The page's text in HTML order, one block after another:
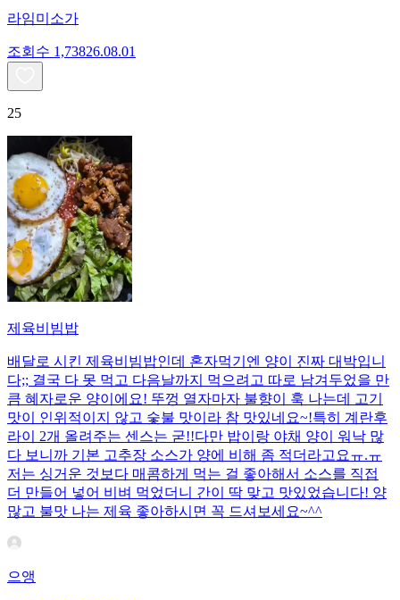
라임미소가
조회수 1,73826.08.01
25
제육비빔밥
배달로 시킨 제육비빔밥인데 혼자먹기엔 양이 진짜 대박입니
다;; 결국 다 못 먹고 다음날까지 먹으려고 따로 남겨두었을 만
큼 혜자로운 양이에요! 뚜껑 열자마자 불향이 훅 나는데 고기
맛이 인위적이지 않고 숯불 맛이라 참 맛있네요~!특히 계란후
라이 2개 올려주는 센스는 굳!! ​다만 밥이랑 야채 양이 워낙 많
다 보니까 기본 고추장 소스가 양에 비해 좀 적더라고요ㅠ.ㅠ
저는 싱거운 것보다 매콤하게 먹는 걸 좋아해서 소스를 직접
더 만들어 넣어 비벼 먹었더니 간이 딱 맞고 맛있었습니다! 양
많고 불맛 나는 제육 좋아하시면 꼭 드셔보세요~^^
으앵